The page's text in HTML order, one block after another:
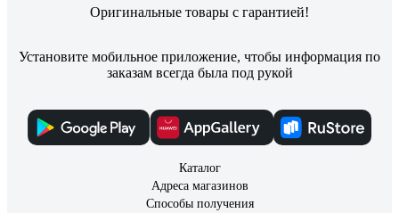
Оригинальные товары с гарантией!
Установите мобильное приложение, чтобы информация по
заказам всегда была под рукой
Каталог
Адреса магазинов
Способы получения